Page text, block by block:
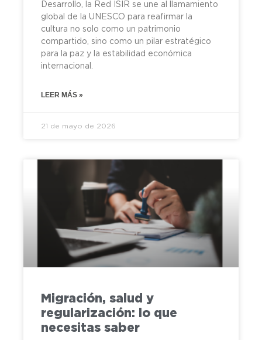
Desarrollo, la Red ISIR se une al llamamiento
global de la UNESCO para reafirmar la
cultura no solo como un patrimonio
compartido, sino como un pilar estratégico
para la paz y la estabilidad económica
internacional.
LEER MÁS »
21 de mayo de 2026
Migración, salud y
regularización: lo que
necesitas saber